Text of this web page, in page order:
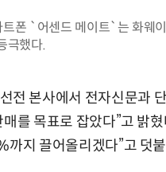
폰 `어센드 메이트`는 화웨
극했다.
전 본사에서 전자신문과
를 목표로 잡았다”고 밝
까지 끌어올리겠다”고 덧